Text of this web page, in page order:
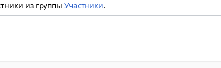
из группыУчастники.